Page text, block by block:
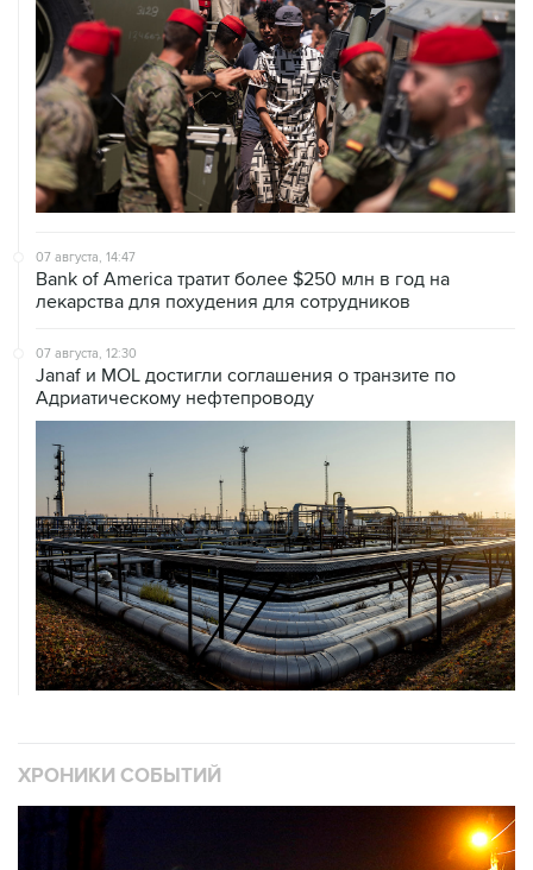
07 августа, 14:47
Bank of America тратит более $250 млн в год на
лекарства для похудения для сотрудников
07 августа, 12:30
Janaf и MOL достигли соглашения о транзите по
Адриатическому нефтепроводу
ХРОНИКИ СОБЫТИЙ